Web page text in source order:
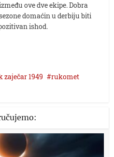
ove dve ekipe. Dobra
domaćin u derbiju biti
ishod.
zaječar 1949
rukomet